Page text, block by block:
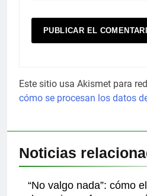
Este sitio usa Akismet para
cómo se procesan los datos
Noticias
“No valgo nada”: cómo